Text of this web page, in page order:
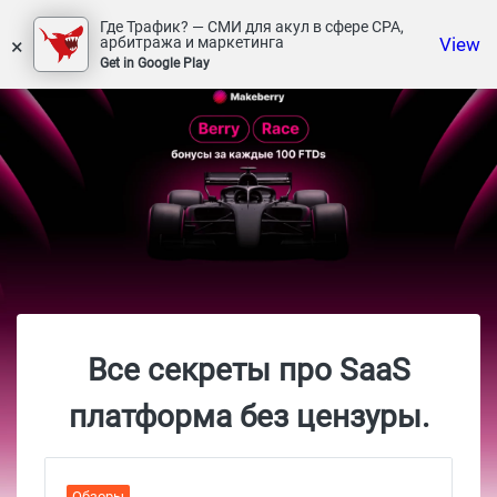
×
Где Трафик? — СМИ для акул в сфере СРА,
арбитража и маркетинга
Get in Google Play
View
Все секреты про SaaS
платформа без цензуры.